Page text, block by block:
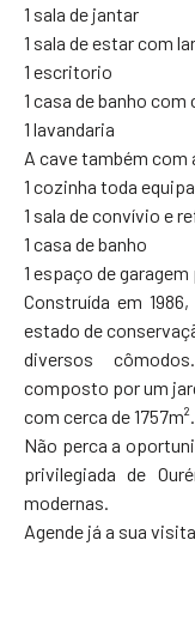
1 sala de jantar
1 sala de estar com
1 escritorio
1 casa de banho com
1 lavandaria
A cave também com
1 cozinha toda
1 sala de convívio e
1 casa de banho
1 espaço de
Construída em
estado de
diversos
composto por um
com cerca de 1757m².
Não perca a
privilegiada de
modernas.
Agende já a sua